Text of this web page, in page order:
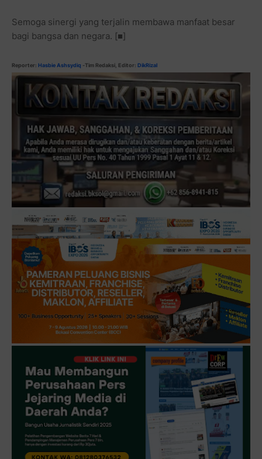
Semoga sinergi yang terjalin membawa manfaat besar
bagi bangsa dan negara. [■]
Reporter: Hasbie Ashsydiq -Tim Redaksi, Editor: DikRizal